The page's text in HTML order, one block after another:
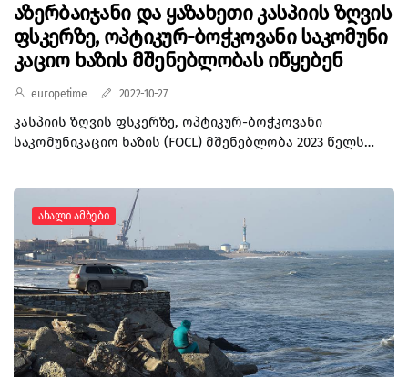
აზერბაიჯანი და ყაზახეთი კასპიის ზღვის
ფსკერზე, ოპტიკურ-ბოჭკოვანი საკომუნი
კაციო ხაზის მშენებლობას იწყებენ
europetime 2022-10-27
კასპიის ზღვის ფსკერზე, ოპტიკურ-ბოჭკოვანი
საკომუნიკაციო ხაზის (FOCL) მშენებლობა 2023 წელს
სამარყანდში ICT Week Uzbekistan - 2022 ღონისძიებაზე
გამოსვლისას განაცხადა. „პროექტი, რეგიონის
ქვეყნებისთვის, ალტერნატიული ინტერნეტით წვდომას
უზრუნვეყოფს. ასევე გააფართოვებს ტრანზიტს
ევროპასა და აზიას შორის. ყაზახეთის მხრიდან
პროექტის პარტნიორად Kazakhtelecom-ი სახელდება,
ხოლო აზერბაიჯანული მხრიდან AzerTelecom-ი“, -
განაცხადა მუსინმა. ამ დროისთვის მიმდინარეობს
პროექტის დიზაინის შემუშავება, შემდეგ მოჰყვება
Ახალი Ამბები